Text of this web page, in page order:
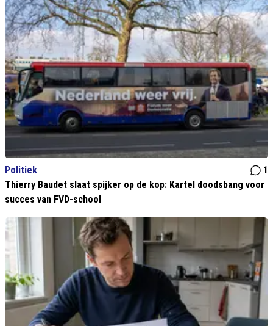
Politiek
1
Thierry Baudet slaat spijker op de kop: Kartel doodsbang voor
succes van FVD-school